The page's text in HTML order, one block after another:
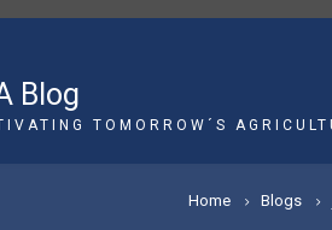
Blog
TOMORROW´S
Home Blogs